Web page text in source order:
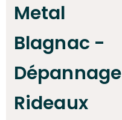
Metal
Blagnac -
Dépannage
Rideaux